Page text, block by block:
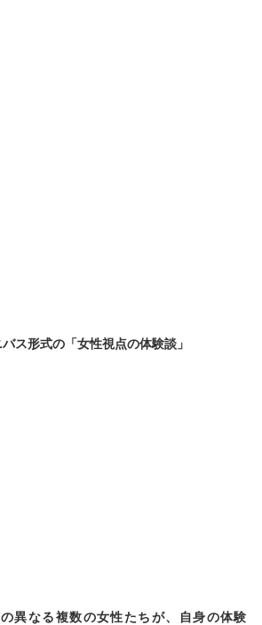
ス形式の「女性視点の体験談」
異なる複数の女性たちが、自身の体験